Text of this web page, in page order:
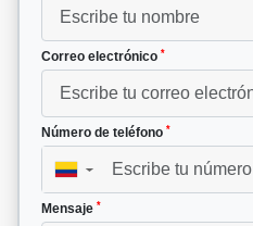
Correo electrónico *
Número de teléfono *
▼
Mensaje *